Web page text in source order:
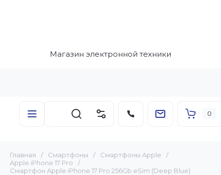
Магазин электронной техники
0
Главная / Смартфоны / Смартфоны Apple
/
Apple iPhone 17 Pro
/
Смартфон Apple iPhone 17 Pro 256Gb eSim (Deep Blue)